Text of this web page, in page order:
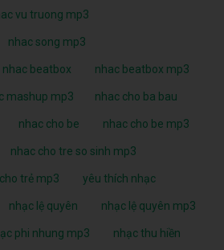
vu truong mp3
nhac song mp3
nhac beatbox nhac beatbox mp3
mashup mp3 nhac cho ba bau
nhac cho be nhac cho be mp3
nhac cho tre so sinh mp3
trẻ mp3 yêu thích nhạc
nhạc lệ quyên nhạc lệ quyên mp3
phi nhung mp3 nhạc thu hiền